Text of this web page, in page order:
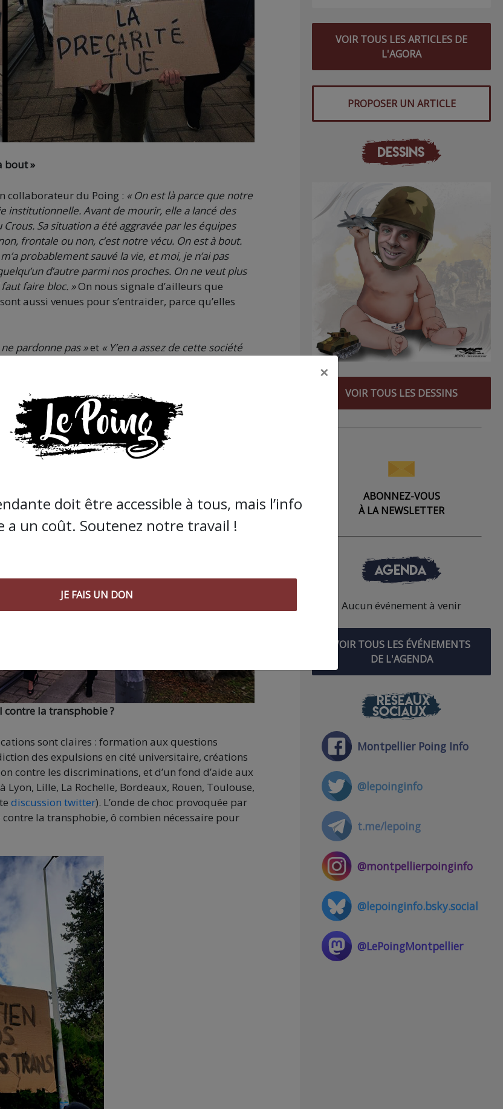
bout »
collaborateur du Poing : « On est là parce que notre
institutionnelle. Avant de mourir, elle a lancé des
Sa situation a été aggravée par les équipes
frontale ou non, c’est notre vécu. On est à bout.
probablement sauvé la vie, et moi, je n’ai pas
d’autre parmi nos proches. On ne veut plus
faire bloc. »On nous signale d’ailleurs que
aussi venues pour s’entraider, parce qu’elles
pardonne pas »et « Y’en a assez de cette société
les pompiers quelques jours avant son passage
due à la transphobie portée par le personnel
adaptés » écrivent des proches.
contre la transphobie ?
sont claires : formation aux questions
des expulsions en cité universitaire, créations
contre les discriminations, et d’un fond d’aide aux
Lille, La Rochelle, Bordeaux, Rouen, Toulouse,
discussion twitter). L’onde de choc provoquée par
la transphobie, ô combien nécessaire pour
VOIR TOUS LES ARTICLES DE
L'AGORA
PROPOSER UN ARTICLE
DESSINS
VOIR TOUS LES DESSINS
ABONNEZ-VOUS
À LA NEWSLETTER
AGENDA
Aucun événement à venir
VOIR TOUS LES ÉVÉNEMENTS
DE L'AGENDA
RÉSEAUX
SOCIAUX
Montpellier Poing Info
@lepoinginfo
t.me/lepoing
@montpellierpoinginfo
@lepoinginfo.bsky.social
@LePoingMontpellier
×
doit être accessible à tous, mais l’info
a un coût. Soutenez notre travail !
JE FAIS UN DON